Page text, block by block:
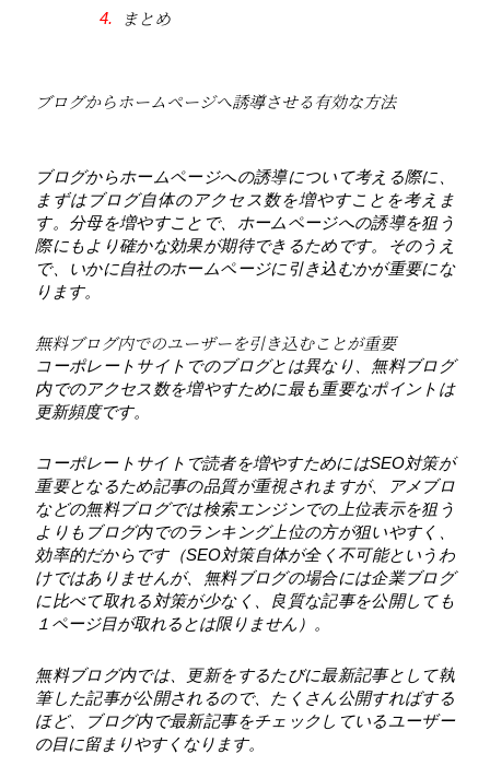
まとめ
ブログからホームページへ誘導させる有効な方法
ブログからホームページへの誘導について考える際に、
まずはブログ自体のアクセス数を増やすことを考えま
す。分母を増やすことで、ホームページへの誘導を狙う
際にもより確かな効果が期待できるためです。そのうえ
で、いかに自社のホームページに引き込むかが重要にな
ります。
無料ブログ内でのユーザーを引き込むことが重要
コーポレートサイトでのブログとは異なり、無料ブログ
内でのアクセス数を増やすために最も重要なポイントは
更新頻度です。
コーポレートサイトで読者を増やすためにはSEO対策が
重要となるため記事の品質が重視されますが、アメブロ
などの無料ブログでは検索エンジンでの上位表示を狙う
よりもブログ内でのランキング上位の方が狙いやすく、
効率的だからです（SEO対策自体が全く不可能というわ
けではありませんが、無料ブログの場合には企業ブログ
に比べて取れる対策が少なく、良質な記事を公開しても
１ページ目が取れるとは限りません）。
無料ブログ内では、更新をするたびに最新記事として執
筆した記事が公開されるので、たくさん公開すればする
ほど、ブログ内で最新記事をチェックしているユーザー
の目に留まりやすくなります。